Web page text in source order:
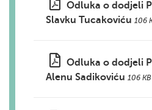
Odluka o dodjeli
Slavku Tucakoviću 106
Odluka o dodjeli
Alenu Sadikoviću 106 KB